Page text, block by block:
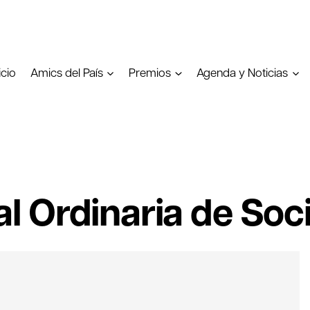
Amics del País Premios Agenda y Noticias
Ordinaria de